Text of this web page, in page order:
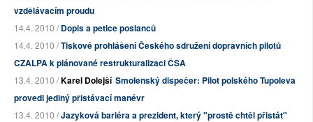
vzdělávacím proudu
14.4. 2010 /Dopis a petice poslanců
14.4. 2010 /Tiskové prohlášení Českého sdružení dopravních pilotů
CZALPA k plánované restrukturalizaci ČSA
13.4. 2010 /Karel Dolejší Smolenský dispečer: Pilot polského Tupoleva
provedl jediný přistávací manévr
13.4. 2010 /Jazyková bariéra a prezident, který "prostě chtěl přistát"